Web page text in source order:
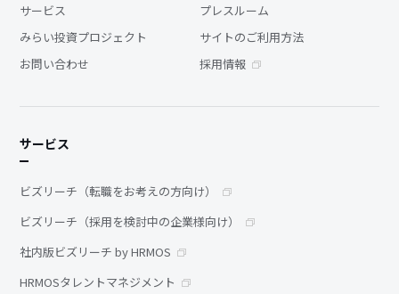
サービス
プレスルーム
みらい投資プロジェクト
サイトのご利用方法
お問い合わせ
採用情報
サービス
ビズリーチ（転職をお考えの方向け）
ビズリーチ（採用を検討中の企業様向け）
社内版ビズリーチ by HRMOS
HRMOSタレントマネジメント